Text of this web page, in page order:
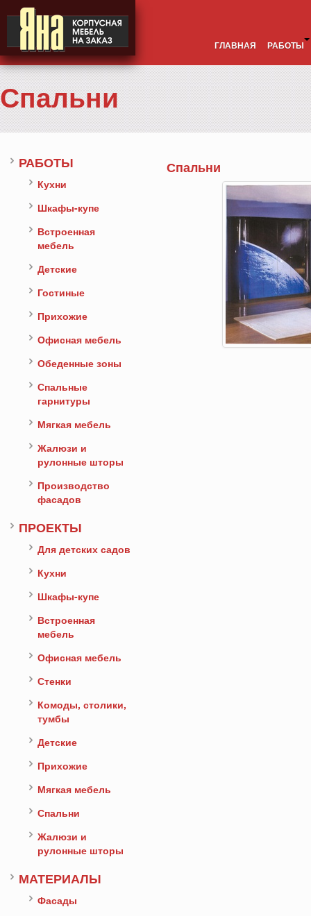
ГЛАВНАЯ РАБОТЫ
Спальни
РАБОТЫ
Кухни
Шкафы-купе
Встроенная
мебель
Детские
Гостиные
Прихожие
Офисная мебель
Обеденные зоны
Спальные
гарнитуры
Мягкая мебель
Жалюзи и
рулонные шторы
Производство
фасадов
ПРОЕКТЫ
Для детских садов
Кухни
Шкафы-купе
Встроенная
мебель
Офисная мебель
Стенки
Комоды, столики,
тумбы
Детские
Прихожие
Мягкая мебель
Спальни
Жалюзи и
рулонные шторы
МАТЕРИАЛЫ
Фасады
Спальни